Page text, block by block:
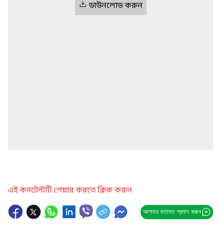
ডাউনলোড করুন
এই কনটেন্টটি শেয়ার করতে ক্লিক করুন
আপনার মতামত প্রদান করুন